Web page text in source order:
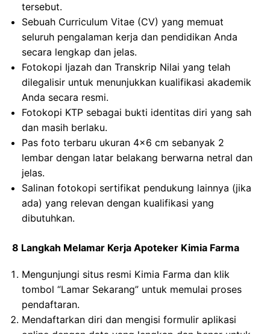
tersebut.
Sebuah Curriculum Vitae (CV) yang memuat
seluruh pengalaman kerja dan pendidikan Anda
secara lengkap dan jelas.
Fotokopi Ijazah dan Transkrip Nilai yang telah
dilegalisir untuk menunjukkan kualifikasi akademik
Anda secara resmi.
Fotokopi KTP sebagai bukti identitas diri yang sah
dan masih berlaku.
Pas foto terbaru ukuran 4×6 cm sebanyak 2
lembar dengan latar belakang berwarna netral dan
jelas.
Salinan fotokopi sertifikat pendukung lainnya (jika
ada) yang relevan dengan kualifikasi yang
dibutuhkan.
8 Langkah Melamar Kerja Apoteker Kimia Farma
Mengunjungi situs resmi Kimia Farma dan klik
tombol “Lamar Sekarang” untuk memulai proses
pendaftaran.
Mendaftarkan diri dan mengisi formulir aplikasi